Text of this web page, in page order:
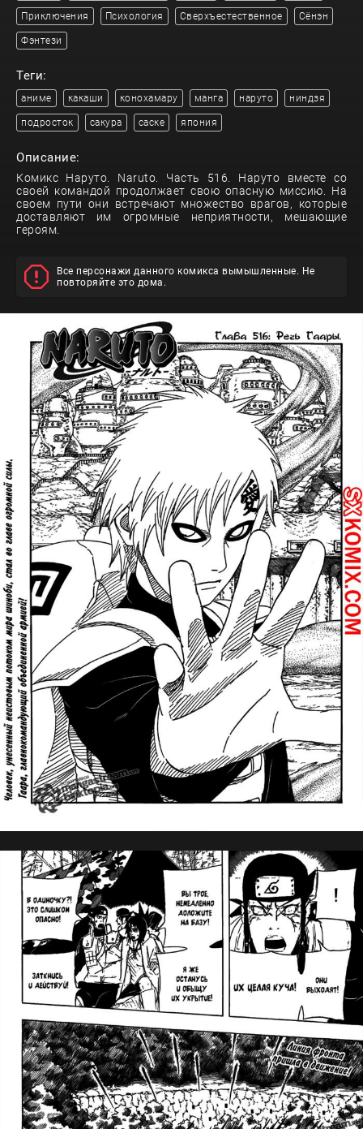
Приключения Психология Сверхъестественное Сёнэн
Фэнтези
Теги:
аниме какаши конохамару манга наруто ниндзя
подросток сакура саске япония
Описание:
Комикс Наруто. Naruto. Часть 516. Наруто вместе со
своей командой продолжает свою опасную миссию. На
своем пути они встречают множество врагов, которые
доставляют им огромные неприятности, мешающие
героям.
Все персонажи данного комикса вымышленные. Не
повторяйте это дома.